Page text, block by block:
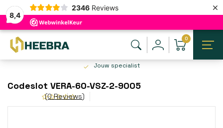
8,4
2346 Reviews ×
0
Jouw specialist
Codeslot VERA-60-VSZ-2-9005
(0 Reviews)